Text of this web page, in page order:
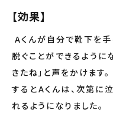
【効果】
Aくんが自分で靴下を
脱ぐことができるように
きたね」と声をかけます。
するとAくんは、次第に
れるようになりました。